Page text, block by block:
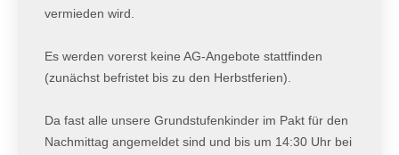
vermieden wird.
Es werden vorerst keine AG-Angebote stattfinden
(zunächst befristet bis zu den Herbstferien).
Da fast alle unsere Grundstufenkinder im Pakt für den
Nachmittag angemeldet sind und bis um 14:30 Uhr bei